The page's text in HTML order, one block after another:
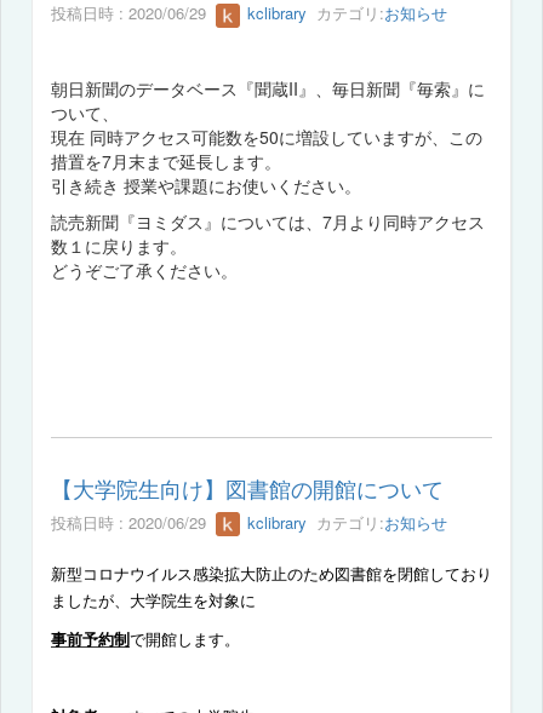
投稿日時 : 2020/06/29 kclibrary カテゴリ:お知らせ
朝日新聞のデータベース『聞蔵II』、毎日新聞『毎索』に
ついて、
現在 同時アクセス可能数を50に増設していますが、この
措置を7月末まで延長します。
引き続き 授業や課題にお使いください。
読売新聞『ヨミダス』については、7月より同時アクセス
数１に戻ります。
どうぞご了承ください。
【大学院生向け】図書館の開館について
投稿日時 : 2020/06/29 kclibrary カテゴリ:お知らせ
新型コロナウイルス感染拡大防止のため図書館を閉館しており
ましたが、大学院生を対象に
事前予約制 で開館します。